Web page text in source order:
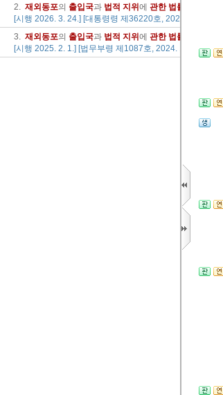
2. 재외 동포의 출입국과 법적 지위 에 관한 법률
[시행 2026. 3. 24.] [대통령령 제36220호, 2026. 3. 24., 타
3. 재외 동포의 출입국과 법적 지위 에 관한 법률
[시행 2025. 2. 1.] [법무부령 제1087호, 2024. 12. 24., 일